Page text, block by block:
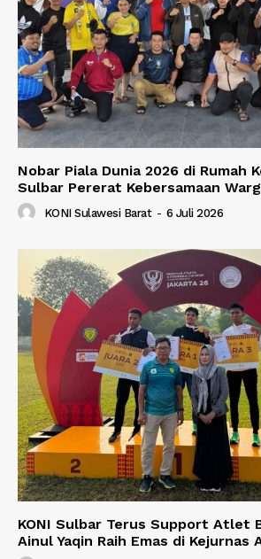
Nobar Piala Dunia 2026 di Rumah
Sulbar Pererat Kebersamaan
KONI Sulawesi Barat - 6 Juli 2026
KONI Sulbar Terus Support Atlet
Ainul Yaqin Raih Emas di Kejurnas